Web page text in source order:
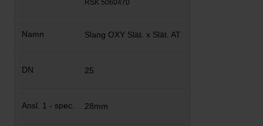
RSK 5060470
Slang OXY Slät. x Slät. AT
25
28mm